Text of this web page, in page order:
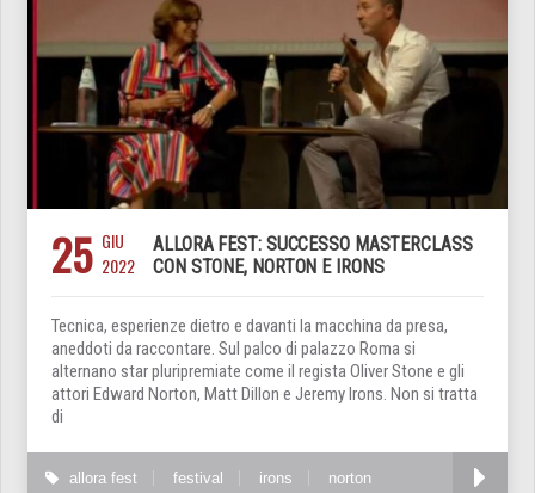
25 GIU
2022
ALLORA FEST: SUCCESSO MASTERCLASS
CON STONE, NORTON E IRONS
Tecnica, esperienze dietro e davanti la macchina da presa,
aneddoti da raccontare. Sul palco di palazzo Roma si
alternano star pluripremiate come il regista Oliver Stone e gli
attori Edward Norton, Matt Dillon e Jeremy Irons. Non si tratta
di
allora fest festival irons norton